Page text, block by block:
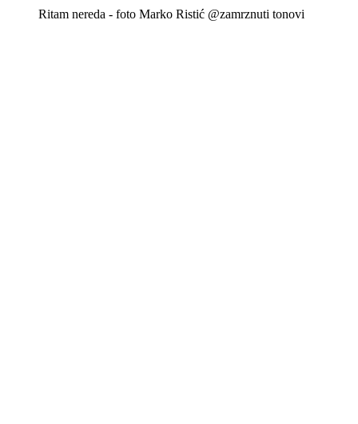
Ritam nereda - foto Marko Ristić @zamrznuti tonovi